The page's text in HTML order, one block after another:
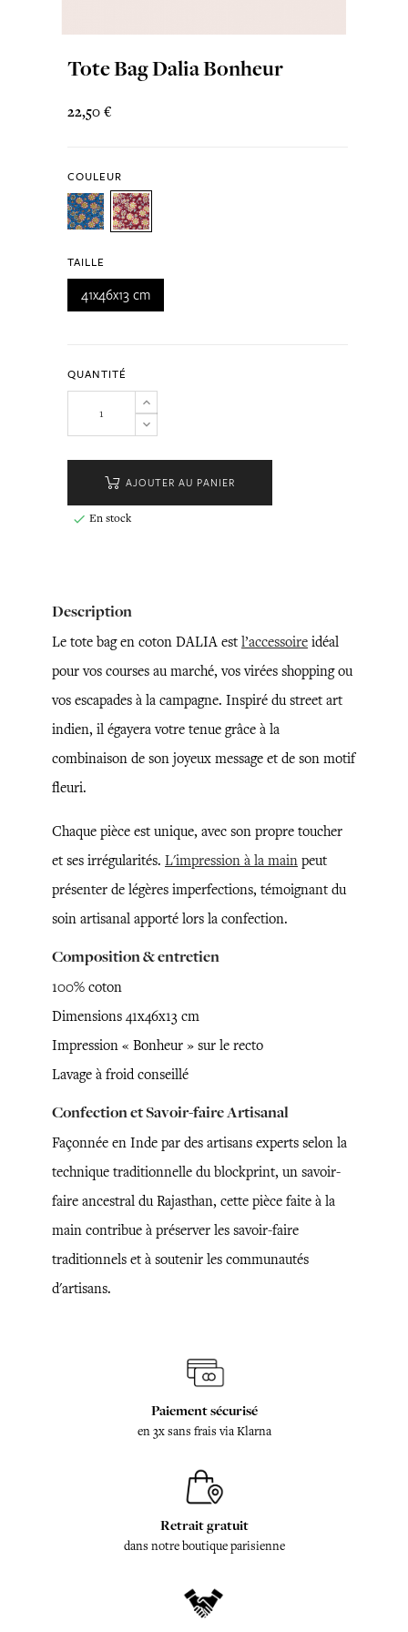
Tote Bag Dalia Bonheur
22,50 €
COULEUR
TAILLE
41x46x13 cm
QUANTITÉ
AJOUTER AU PANIER
 En stock
Description
Le tote bag en coton DALIA est l’accessoire idéal
pour vos courses au marché, vos virées shopping ou
vos escapades à la campagne. Inspiré du street art
indien, il égayera votre tenue grâce à la
combinaison de son joyeux message et de son motif
fleuri.
Chaque pièce est unique, avec son propre toucher
et ses irrégularités. L'impression à la main peut
présenter de légères imperfections, témoignant du
soin artisanal apporté lors la confection.
Composition & entretien
100% coton
Dimensions 41x46x13 cm
Impression « Bonheur » sur le recto
Lavage à froid conseillé
Confection et Savoir-faire Artisanal
Façonnée en Inde par des artisans experts selon la
technique traditionnelle du blockprint, un savoir-
faire ancestral du Rajasthan, cette pièce faite à la
main contribue à préserver les savoir-faire
traditionnels et à soutenir les communautés
d'artisans.
Paiement sécurisé
en 3x sans frais via Klarna
Retrait gratuit
dans notre boutique parisienne